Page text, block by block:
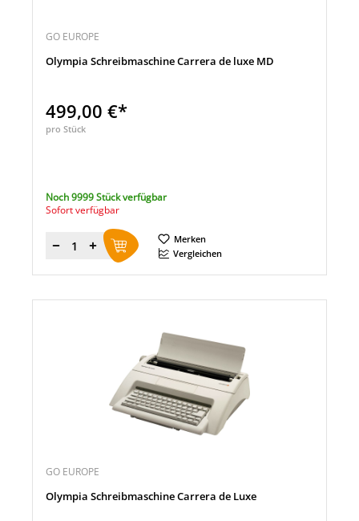
GO EUROPE
Olympia Schreibmaschine Carrera de luxe MD
499,00 €*
pro Stück
Noch 9999 Stück verfügbar
Sofort verfügbar
Menge
Merken
Vergleichen
GO EUROPE
Olympia Schreibmaschine Carrera de Luxe